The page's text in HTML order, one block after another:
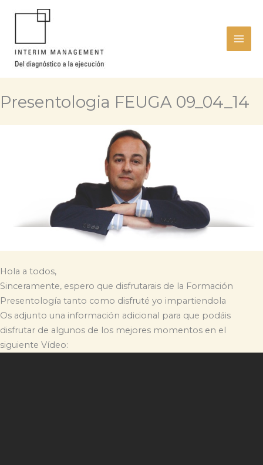
Presentologia FEUGA 09_04_14
Hola a todos,
Sinceramente, espero que disfrutarais de la Formación
Presentología tanto como disfruté yo impartiendola
Os adjunto una información adicional para que podáis
disfrutar de algunos de los mejores momentos en el
siguiente Vídeo: